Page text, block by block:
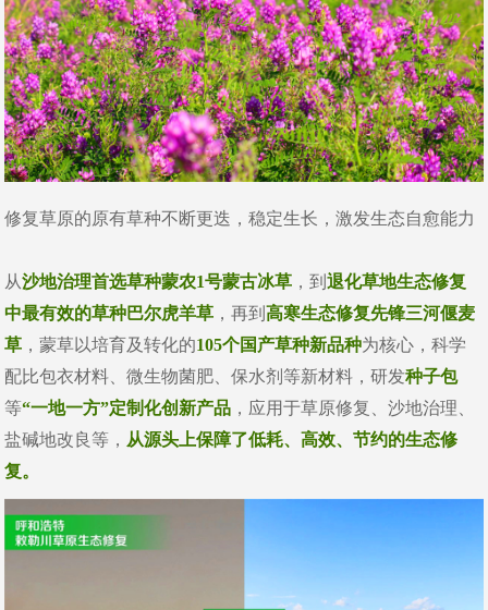
修复草原的原有草种不断更迭，稳定生长，激发生态自愈能力
从沙地治理首选草种蒙农1号蒙古冰草 ，到退化草地生态修复
中最有效的草种巴尔虎羊草 ，再到高寒生态修复先锋三河偃麦
草 ，蒙草以培育及转化的105个国产草种新品种为核心，科学
配比包衣材料、微生物菌肥、保水剂等新材料，研发种子包
等“一地一方”定制化创新产品 ，应用于草原修复、沙地治理、
盐碱地改良等， 从源头上保障了低耗、高效、节约的生态修
复。